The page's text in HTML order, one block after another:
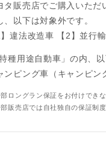
タ販売店でご購入いただ
、以下は対象外です。
】違法改造車
【2】並行
種用途自動車」の内、以
ンピング車（キャンピ
ロングラン保証をお付けできな
販売店では自社独自の保証制